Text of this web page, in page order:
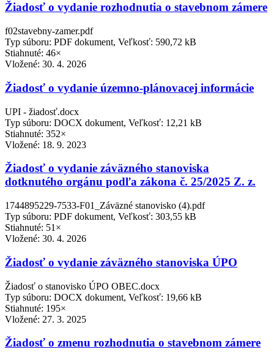
Žiadosť o vydanie rozhodnutia o stavebnom zámere
f02stavebny-zamer.pdf
Typ súboru: PDF dokument, Veľkosť: 590,72 kB
Stiahnuté: 46×
Vložené: 30. 4. 2026
Žiadosť o vydanie územno-plánovacej informácie
UPI - žiadosť.docx
Typ súboru: DOCX dokument, Veľkosť: 12,21 kB
Stiahnuté: 352×
Vložené: 18. 9. 2023
Žiadosť o vydanie záväzného stanoviska
dotknutého orgánu podľa zákona č. 25/2025 Z. z.
1744895229-7533-F01_Záväzné stanovisko (4).pdf
Typ súboru: PDF dokument, Veľkosť: 303,55 kB
Stiahnuté: 51×
Vložené: 30. 4. 2026
Žiadosť o vydanie záväzného stanoviska ÚPO
Žiadosť o stanovisko ÚPO OBEC.docx
Typ súboru: DOCX dokument, Veľkosť: 19,66 kB
Stiahnuté: 195×
Vložené: 27. 3. 2025
Žiadosť o zmenu rozhodnutia o stavebnom zámere